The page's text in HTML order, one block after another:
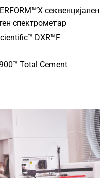
секвенцијален
спектрометар
DXR™F
Total Cement